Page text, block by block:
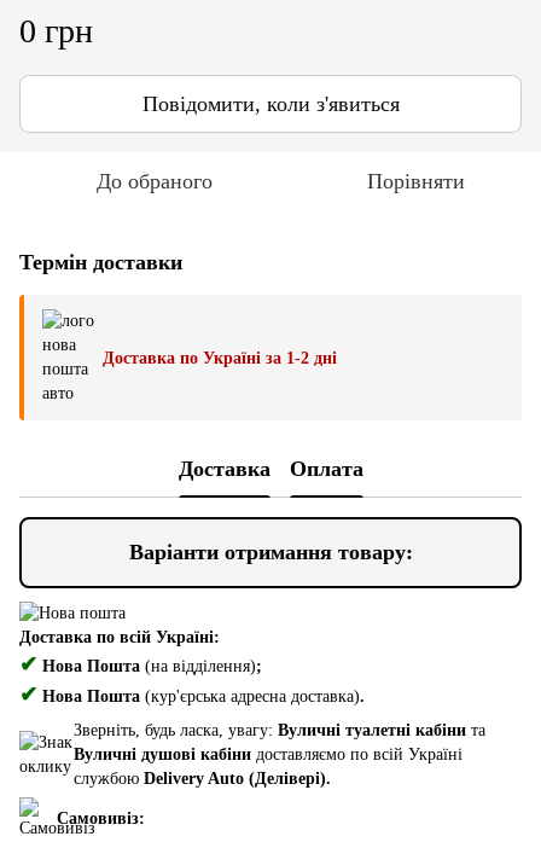
0 грн
Повідомити, коли з'явиться
До обраного Порівняти
Термін доставки
Доставка по Україні за 1-2 дні
Доставка Оплата
Варіанти отримання товару:
Доставка по всій Україні:
✔ Нова Пошта (на відділення);
✔ Нова Пошта (кур'єрська адресна доставка).
Зверніть, будь ласка, увагу: Вуличні туалетні кабіни та
Вуличні душові кабіни доставляємо по всій Україні
службою Delivery Auto (Делівері).
Самовивіз: